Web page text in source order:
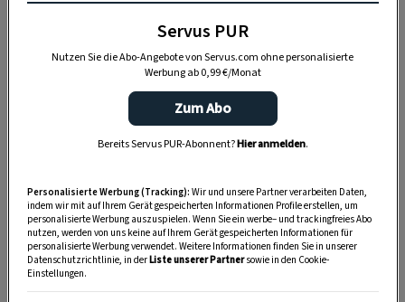
Nutzen Sie WhatsApp auf Ihrem Handy und lieben es, auf
dem Balkon, der Terrasse oder im Garten zu werkeln? In
unserem kostenlosen WhatsApp-Kanal finden Sie täglich
Tipps und Tricks für Garten, Terrasse, Balkon- und
Zimmerpflanzen.
Servus PUR
Nutzen Sie die Abo-Angebote von Servus.com ohne personalisierte
Werbung ab 0,99 €/Monat
Zum Abo
Bereits Servus PUR-Abonnent?Hier anmelden.
Personalisierte Werbung (Tracking): Wir und unsere Partner verarbeiten Daten,
indem wir mit auf Ihrem Gerät gespeicherten Informationen Profile erstellen, um
personalisierte Werbung auszuspielen. Wenn Sie ein werbe– und trackingfreies Abo
nutzen, werden von uns keine auf Ihrem Gerät gespeicherten Informationen für
personalisierte Werbung verwendet. Weitere Informationen finden Sie in unserer
Datenschutzrichtlinie, in derListe unserer Partnersowie in den Cookie-
Einstellungen.